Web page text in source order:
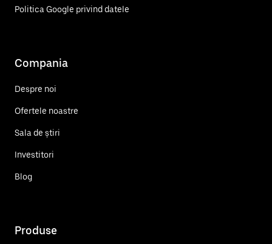
Politica Google privind datele
Compania
Despre noi
Ofertele noastre
Sala de știri
Investitori
Blog
Produse